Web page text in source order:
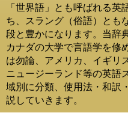
「世界語」とも呼ばれる
ち、スラング（俗語）とも
段と豊かになります。当辞
カナダの大学で言語学を修
は勿論、アメリカ、イギリ
ニュージーランド等の英語
域別に分類、使用法・和訳
説していきます。